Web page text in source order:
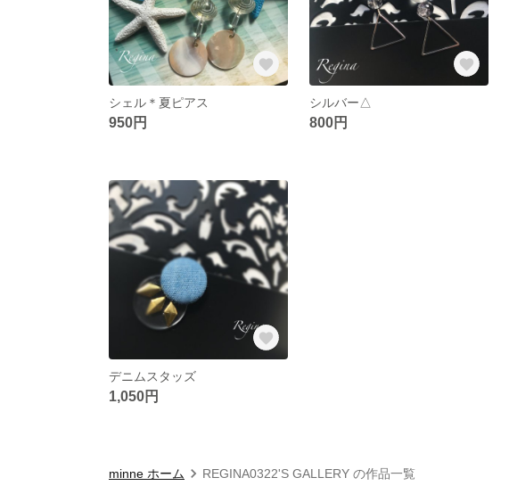
シェル＊夏ピアス
950円
シルバー△
800円
デニムスタッズ
1,050円
minne ホーム REGINA0322'S GALLERY の作品一覧